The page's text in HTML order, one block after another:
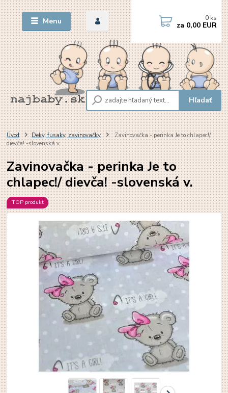
Menu
Hľadať
0 ks
za 0,00 EUR
Úvod Deky, fusaky, zavinovačky
Zavinovačka - perinka Je to chlapec!/
dievča! -slovenská v.
Zavinovačka - perinka Je to
chlapec!/ dievča! -slovenská v.
TOP produkt